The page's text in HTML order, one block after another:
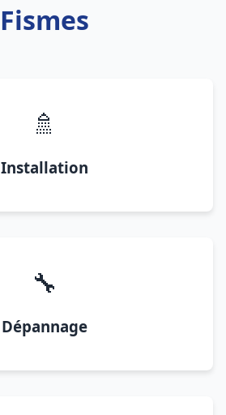
Fismes
🚿
Installation
🔧
Dépannage